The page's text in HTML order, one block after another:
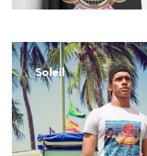
Soleil